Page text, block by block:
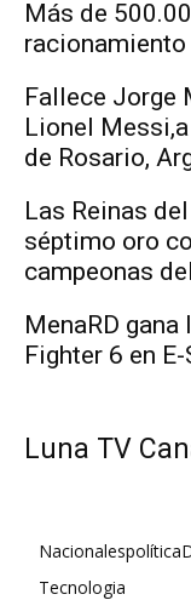
Más de
racionamiento
Fallece Jorge
Lionel
de Rosario,
Las Reinas
séptimo oro
campeonas
MenaRD
Fighter 6 en
Luna TV
Nacionalespolítica
Tecnologia